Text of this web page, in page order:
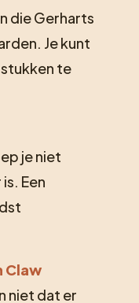
die Gerharts
Je kunt
te
je niet
Een
Claw
niet dat er